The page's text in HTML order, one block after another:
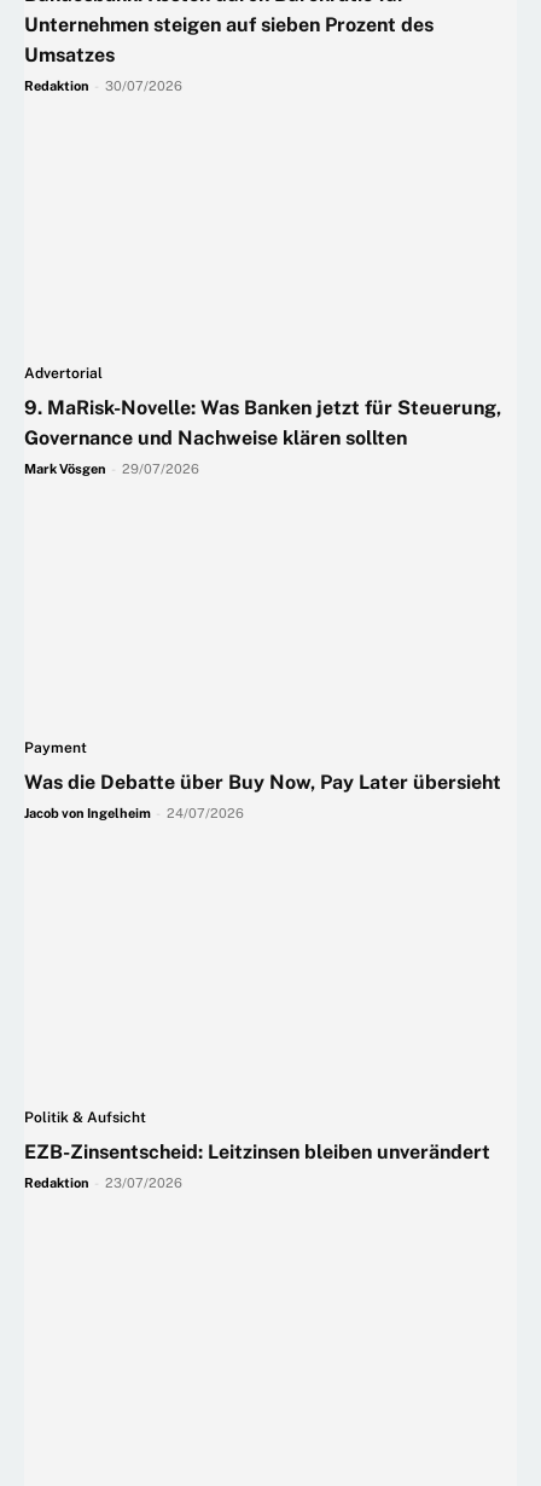
Unternehmen steigen auf sieben Prozent des
Umsatzes
Redaktion 30/07/2026
Advertorial
9. MaRisk-Novelle: Was Banken jetzt für Steuerung,
Governance und Nachweise klären sollten
Mark Vösgen 29/07/2026
Payment
Was die Debatte über Buy Now, Pay Later übersieht
Jacob von Ingelheim 24/07/2026
Politik & Aufsicht
EZB-Zinsentscheid: Leitzinsen bleiben unverändert
Redaktion 23/07/2026